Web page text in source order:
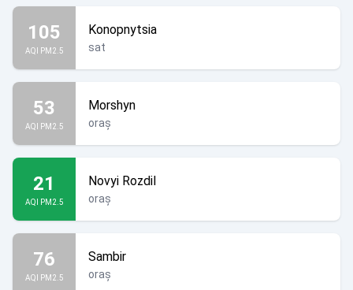
105
AQI PM2.5
Konopnytsia
sat
53
AQI PM2.5
Morshyn
oraș
21
AQI PM2.5
Novyi Rozdil
oraș
76
AQI PM2.5
Sambir
oraș